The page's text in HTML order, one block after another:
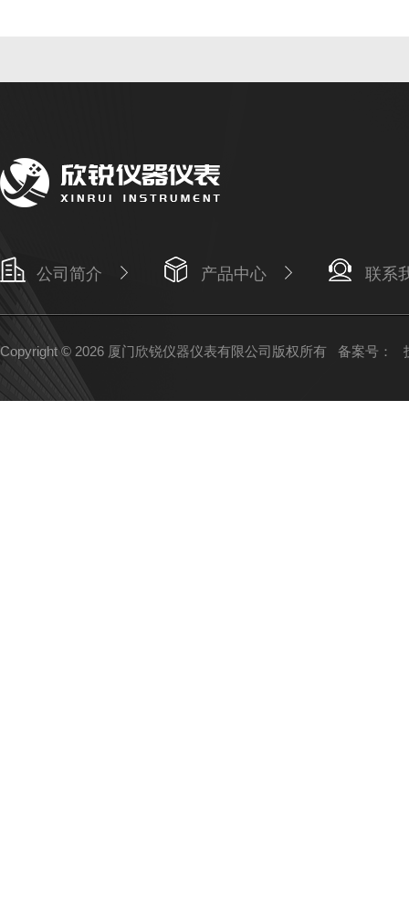
公司简介 产品中心 联系
Copyright © 2026 厦门欣锐仪器仪表有限公司版权所有 备案号：